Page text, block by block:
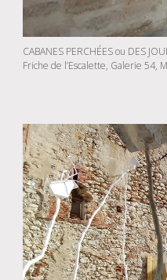
CABANES PERCHÉES ou DES
Friche de l’Escalette, Galerie 54,